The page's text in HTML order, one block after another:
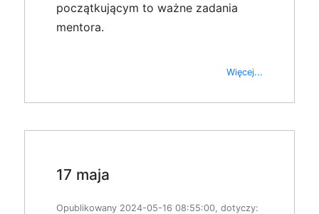
początkującym to ważne zadania
mentora.
Więcej...
17 maja
Opublikowany 2024-05-16 08:55:00, dotyczy: